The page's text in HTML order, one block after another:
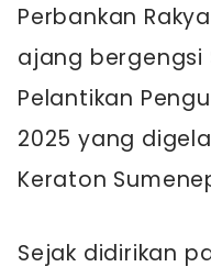
Perbankan
ajang bergengsi
Pelantikan
2025 yang
Keraton
Sejak didirikan